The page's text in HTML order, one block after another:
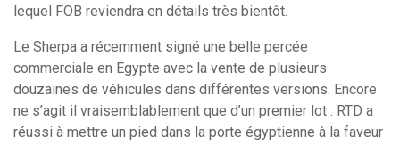
lequel FOB reviendra en détails très bientôt.
Le Sherpa a récemment signé une belle percée
commerciale en Egypte avec la vente de plusieurs
douzaines de véhicules dans différentes versions. Encore
ne s’agit il vraisemblablement que d’un premier lot : RTD a
réussi à mettre un pied dans la porte égyptienne à la faveur